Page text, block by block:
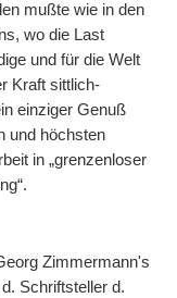
mußte wie in den
wo die Last
und für die Welt
Kraft sittlich-
einziger Genuß
und höchsten
in „grenzenloser
Zimmermann's
Schriftsteller d.